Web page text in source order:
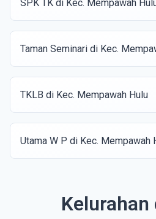
SPK TK di Kec. Mempawah
Taman Seminari di Kec.
TKLB di Kec. Mempawah Hulu
Utama W P di Kec. Mempawah
Kelurahan